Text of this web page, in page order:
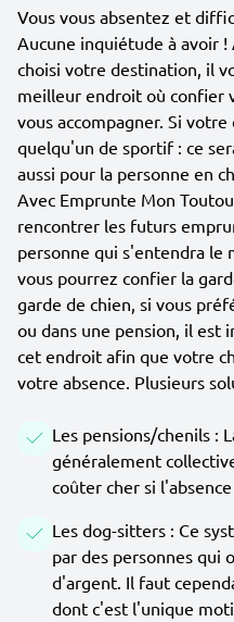
Vous vous absentez et
Aucune inquiétude à avoir
choisi votre destination, il
meilleur endroit où confier
vous accompagner. Si
quelqu'un de sportif : ce
aussi pour la personne en
Avec Emprunte Mon
rencontrer les futurs
personne qui s'entendra le
vous pourrez confier la
garde de chien, si vous
ou dans une pension, il est
cet endroit afin que votre
votre absence. Plusieurs
Les pensions/chenils :
généralement
coûter cher si
Les dog-sitters : Ce
par des personnes qui
d'argent. Il faut
dont c'est l'unique